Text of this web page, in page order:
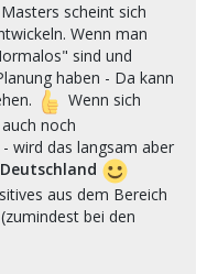
scheint sich
Wenn man
sind und
haben - Da kann
Wenn sich
noch
wird das langsam aber
aus dem Bereich
bei den